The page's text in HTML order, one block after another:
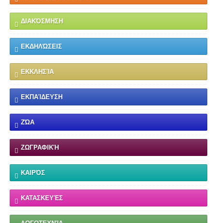
ΔΙΑΚΌΣΜΗΣΗ
ΕΚΔΗΛΏΣΕΙΣ
ΕΚΚΛΗΣΊΑ
ΕΚΠΑΊΔΕΥΣΗ
ΖΏΑ
ΖΩΓΡΑΦΙΚΉ
ΚΑΙΡΌΣ
ΚΑΤΑΣΚΕΥΈΣ